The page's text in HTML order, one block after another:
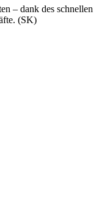
– dank des schnellen
(SK)